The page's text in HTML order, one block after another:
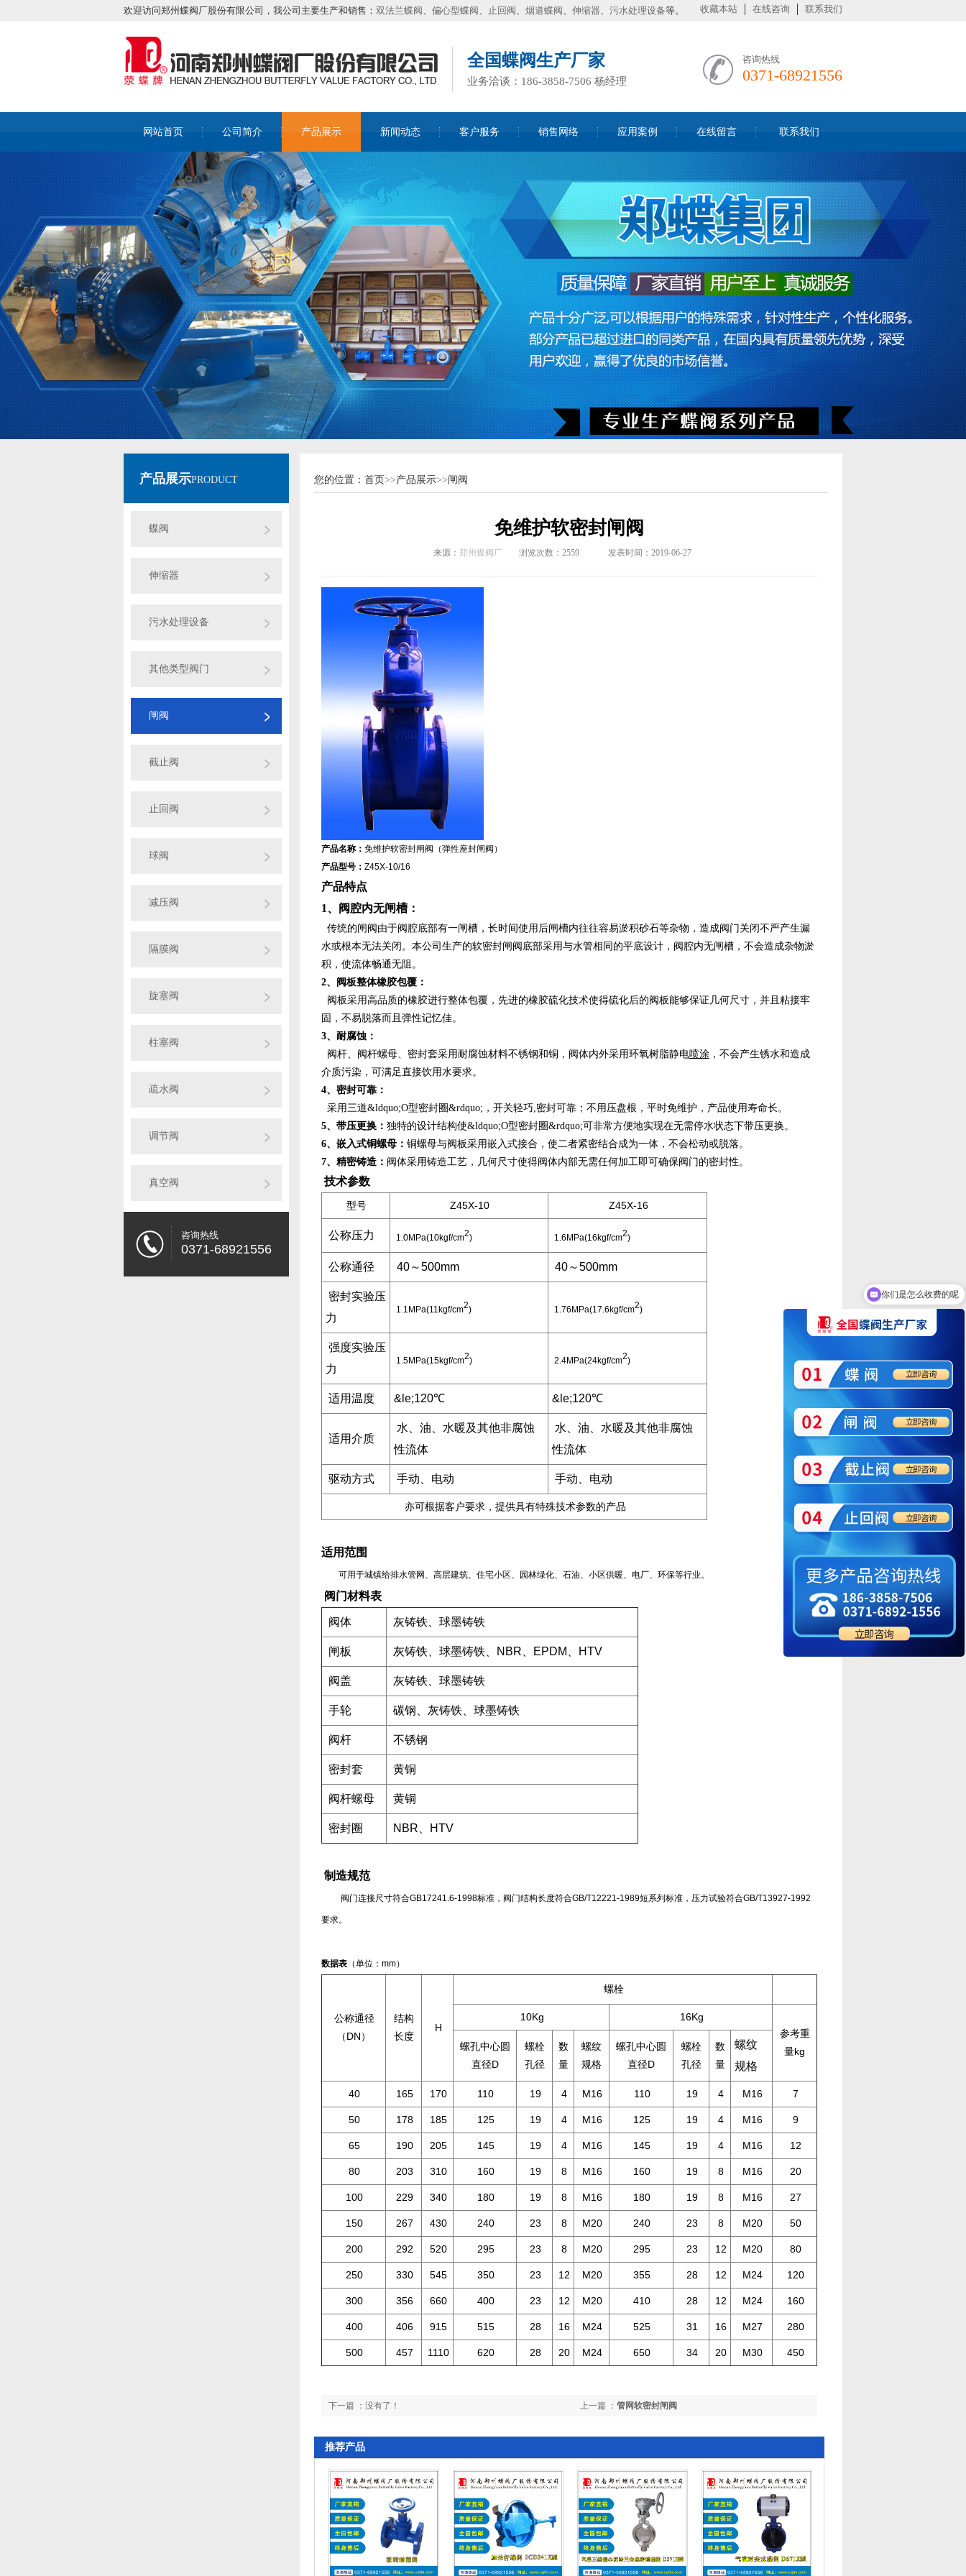
欢迎访问郑州蝶阀厂股份有限公司，我公司主要生产和销售： 双法兰蝶阀、 偏心型蝶阀、 止回阀、 烟道蝶阀、 伸缩器、 污水处理设备等。 收藏本站 在线咨询 联系我们
全国蝶阀生产厂家
业务洽谈：186-3858-7506 杨经理
咨询热线
0371-68921556
网站首页 公司简介 产品展示 新闻动态 客户服务 销售网络 应用案例 在线留言 联系我们
产品展示PRODUCT
蝶阀
伸缩器
污水处理设备
其他类型阀门
闸阀
截止阀
止回阀
球阀
减压阀
隔膜阀
旋塞阀
柱塞阀
疏水阀
调节阀
真空阀
咨询热线
0371-68921556
您的位置： 首页>>产品展示>>闸阀
免维护软密封闸阀
来源： 郑州蝶阀厂 浏览次数： 2559 发表时间：2019-06-27
产品名称： 免维护软密封闸阀 （弹性座封闸阀 ）
产品型号： Z45X-10/16
产品特点
1、阀腔内无闸槽：
传统的闸阀 由于阀腔底部有一闸槽，长时间使用后闸槽内往往容易淤积砂石等杂物，造成阀门关闭不严产生漏
水或根本无法关闭。本公司生产的软密封闸阀底部采用与水管相同的平底设计，阀腔内无闸槽，不会造成杂物淤
积，使流体畅通无阻。
2、阀板整体橡胶包覆：
阀板采用高品质的橡胶进行整体包覆，先进的橡胶硫化技术使得硫化后的阀板能够保证几何尺寸，并且粘接牢
固，不易脱落而且弹性记忆佳。
3、耐腐蚀：
阀杆、阀杆螺母、密封套采用耐腐蚀材料不锈钢和铜，阀体内外采用环氧树脂静电喷涂， 不会产生锈水和造成
介质污染 ，可满足直接饮用水要求。
4、密封可靠：
采用三道&ldquo;O型密封圈&rdquo;，开关轻巧,密封可靠；不用压盘根，平时免维护，产品使用寿命长。
5、 带压更换： 独特的设计结构使&ldquo;O型密封圈&rdquo;可非常方便地实现在无需停水状态下带压更换。
6、 嵌入式铜螺母： 铜螺母与阀板采用嵌入式接合，使二者紧密结合成为一体，不会松动或脱落。
7、精密铸造： 阀体采用铸造工艺 ， 几何尺寸使得阀体内部无需任何加工即可确保阀门的密封性。
技术参数
型号 Z45X-10 Z45X-16
公称压力 1.0MPa(10kgf/cm2) 1.6MPa(16kgf/cm2)
公称通径 40～500mm 40～500mm
密封实验压
力
1.1MPa(11kgf/cm2) 1.76MPa(17.6kgf/cm2)
强度实验压
力
1.5MPa(15kgf/cm2) 2.4MPa(24kgf/cm2)
适用温度 &le;120℃ &le;120℃
适用介质
水、油、水暖及其他非腐蚀
性流体
水、油、水暖及其他非腐蚀
性流体
驱动方式 手动、电动 手动、电动
亦可根据客户要求，提供具有特殊技术参数的产品
适用范围
可用于城镇给排水管网、高层建筑、住宅小区、园林绿化、 石油、小区供暖、电厂、环保等行业。
阀门材料表
阀体 灰铸铁、球墨铸铁
闸板 灰铸铁、球墨铸铁、NBR、EPDM、HTV
阀盖 灰铸铁、球墨铸铁
手轮 碳钢、灰铸铁、球墨铸铁
阀杆 不锈钢
密封套 黄铜
阀杆螺母 黄铜
密封圈 NBR、HTV
制造规范
阀门连接尺寸符合GB17241.6-1998标准，阀门结构长度符合GB/T12221-1989短系列标准，压力试验符合GB/T13927-1992
要求。
数据表 （单位：mm）
公称通径
（DN）
结构
长度
H
螺栓
10Kg
16Kg
参考重
量kg
螺孔中心圆
直径D
螺栓
孔径
数
量
螺纹
规格
螺孔中心圆
直径D
螺栓
孔径
数
量
螺纹
规格
40 165 170 110 19 4 M16 110 19 4 M16 7
50 178 185 125 19 4 M16 125 19 4 M16 9
65 190 205 145 19 4 M16 145 19 4 M16 12
80 203 310 160 19 8 M16 160 19 8 M16 20
100 229 340 180 19 8 M16 180 19 8 M16 27
150 267 430 240 23 8 M20 240 23 8 M20 50
200 292 520 295 23 8 M20 295 23 12 M20 80
250 330 545 350 23 12 M20 355 28 12 M24 120
300 356 660 400 23 12 M20 410 28 12 M24 160
400 406 915 515 28 16 M24 525 31 16 M27 280
500 457 1110 620 28 20 M24 650 34 20 M30 450
上一篇 ： 管网软密封闸阀
下一篇 ：没有了！
推荐产品
你们是怎么收费的呢